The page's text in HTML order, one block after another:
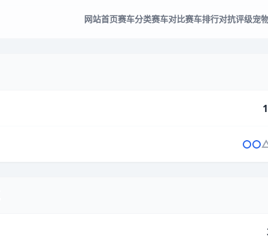
网站首页赛车分类赛车对比赛车排行对抗评级宠